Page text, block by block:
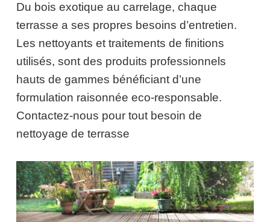
Du bois exotique au carrelage, chaque
terrasse a ses propres besoins d’entretien.
Les nettoyants et traitements de finitions
utilisés, sont des produits professionnels
hauts de gammes bénéficiant d’une
formulation raisonnée eco-responsable.
Contactez-nous pour tout besoin de
nettoyage de terrasse